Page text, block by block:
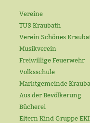
Vereine
TUS Kraubath
Verein Schönes
Musikverein
Freiwillige Feuerwehr
Volksschule
Marktgemeinde
Aus der Bevölkerung
Bücherei
Eltern Kind Gruppe EKI